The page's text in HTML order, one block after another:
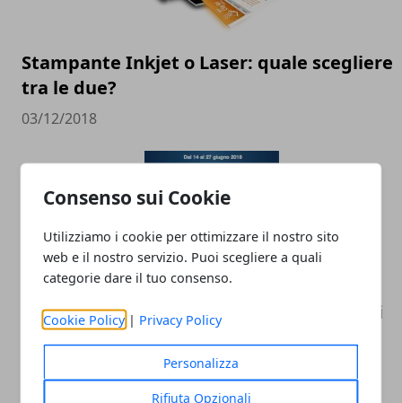
Consenso sui Cookie
Utilizziamo i cookie per ottimizzare il nostro sito
web e il nostro servizio. Puoi scegliere a quali
categorie dare il tuo consenso.
Cookie Policy | Privacy Policy
Personalizza
Rifiuta Opzionali
Stampante Inkjet o Laser: quale scegliere
tra le due?
03/12/2018
Mondiali Russia 2018: da Euronics "sconti
in campo" fino al 27 giugno